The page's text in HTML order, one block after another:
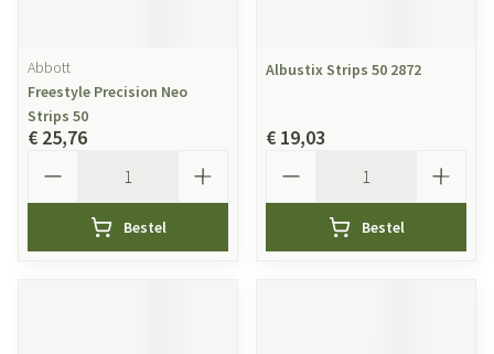
Abbott
Freestyle Precision Neo
Strips 50
€ 25,76
Bestel
Albustix Strips 50 2872
€ 19,03
Bestel